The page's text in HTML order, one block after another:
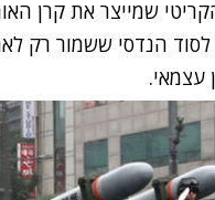
שמייצר את קרן
הנדסי ששמור רק
עצמאי.